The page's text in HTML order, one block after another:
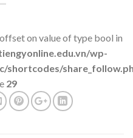
on value of type bool in
wp-
shortcodes/
29